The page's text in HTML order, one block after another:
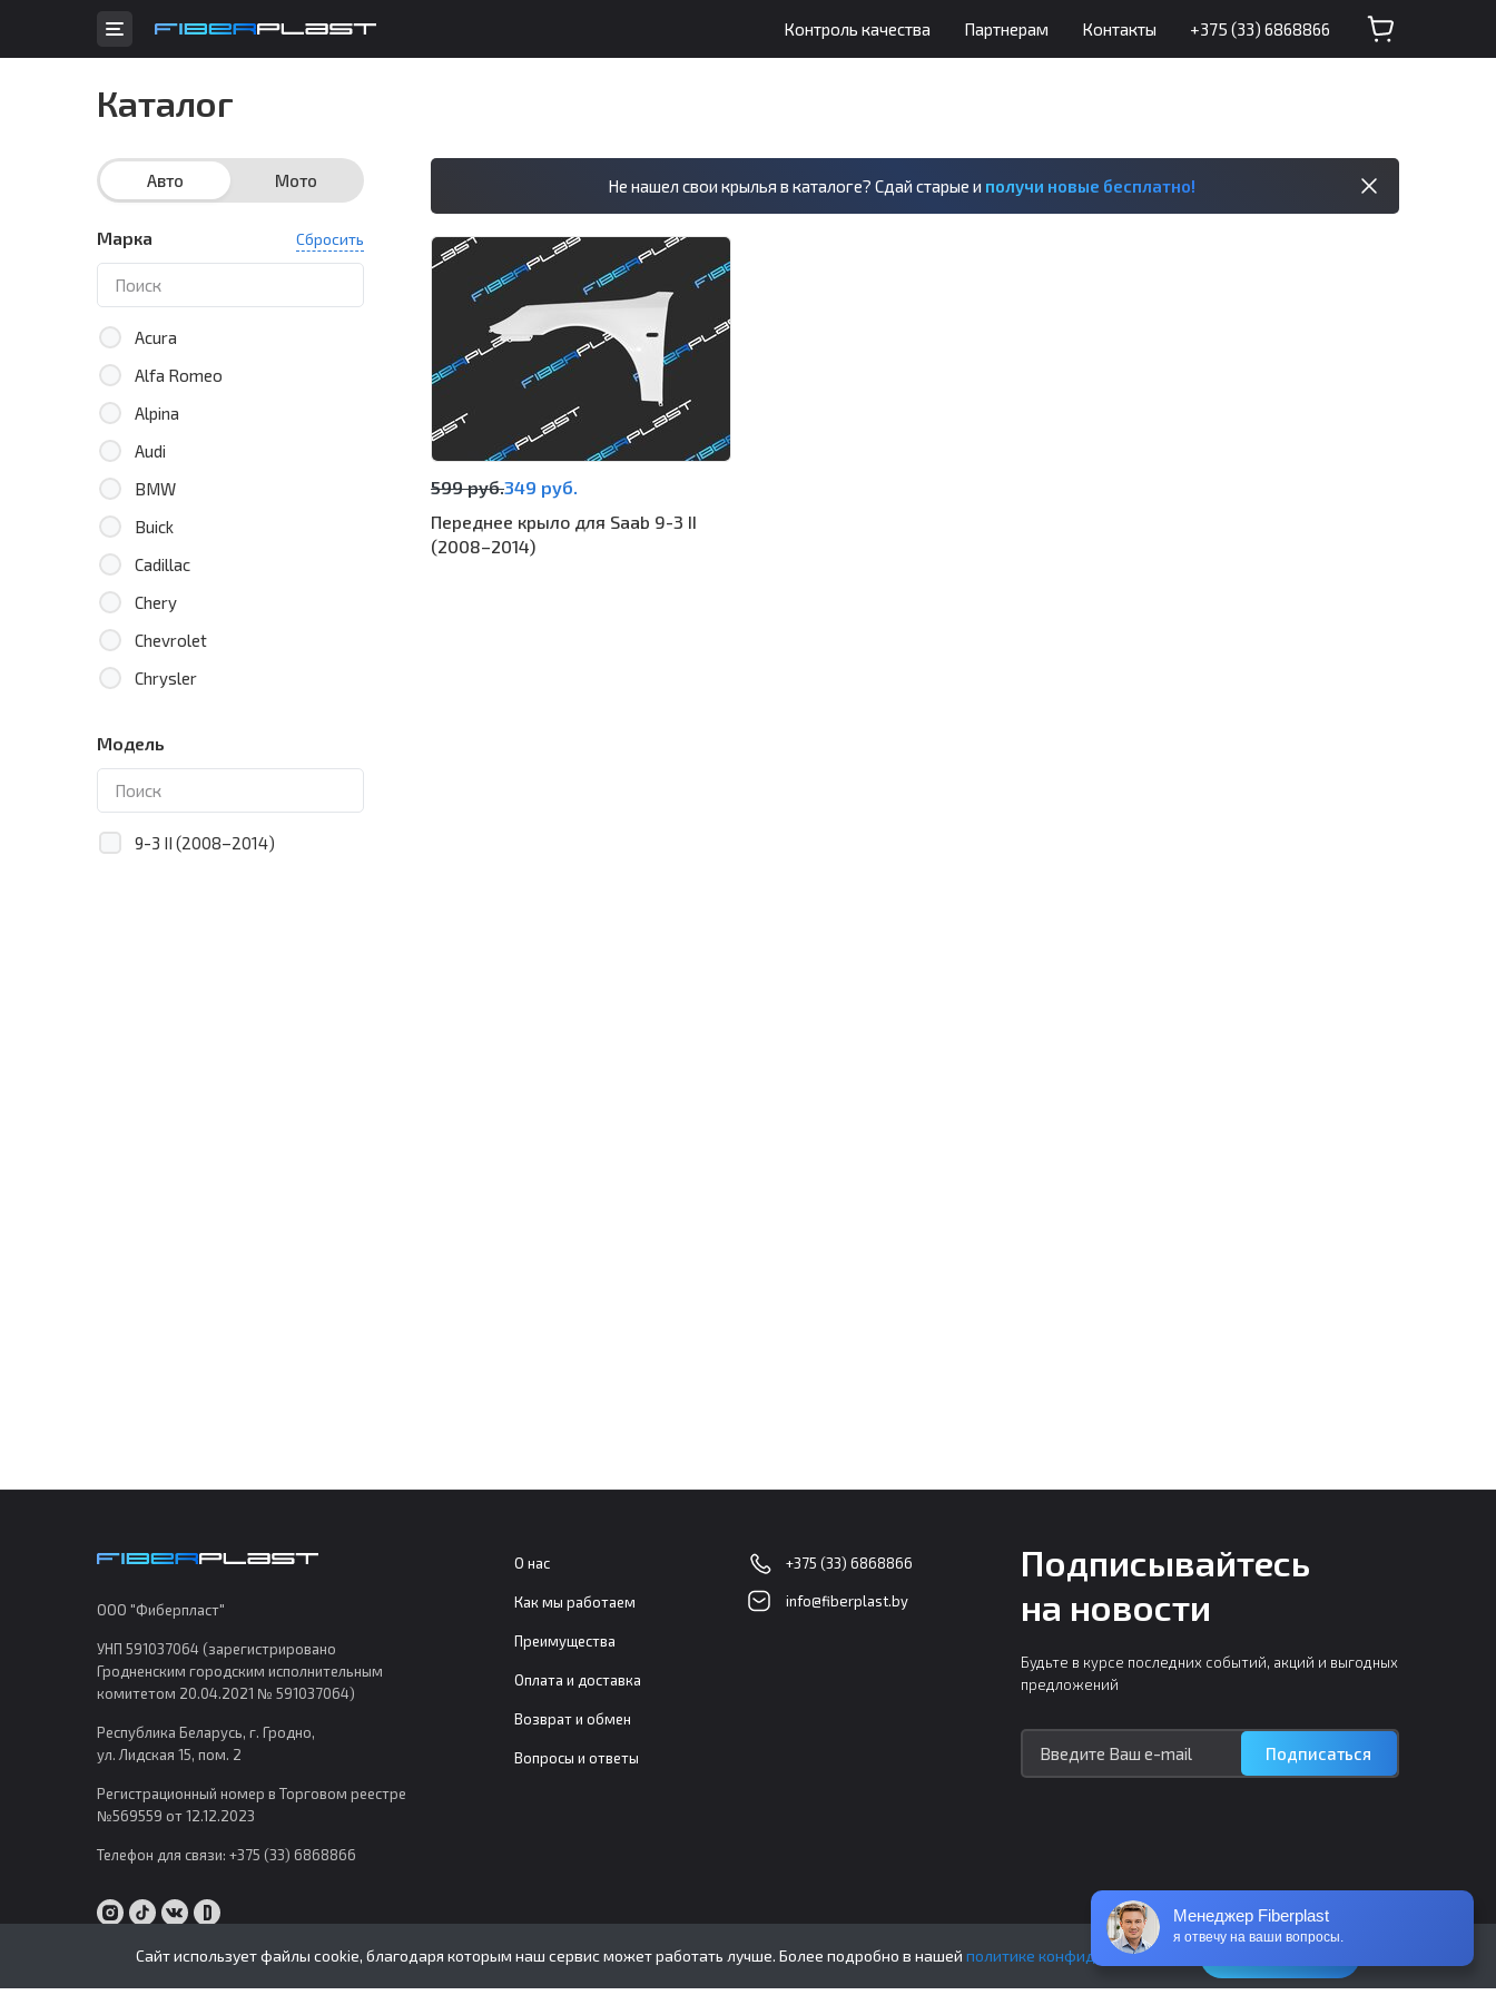
Контроль качества Партнерам Контакты +375 (33) 6868866
Каталог
Авто Мото
Марка Сбросить
Acura
Alfa Romeo
Alpina
Audi
BMW
Buick
Cadillac
Chery
Chevrolet
Chrysler
Dacia
Daewoo
Jeep
Land Rover
Lexus
Mazda
Mercedes-Benz
Mitsubishi
Nissan
Модель
9-3 II (2008–2014)
Не нашел свои крылья в каталоге? Сдай старые и получи новые бесплатно!
599 руб.349 руб.
Переднее крыло для Saab 9-3 II
(2008–2014)
ООО "Фиберпласт"
УНП 591037064 (зарегистрировано
Гродненским городским исполнительным
комитетом 20.04.2021 № 591037064)
Республика Беларусь, г. Гродно,
ул. Лидская 15, пом. 2
Регистрационный номер в Торговом реестре
№569559 от 12.12.2023
Телефон для связи: +375 (33) 6868866
О нас
Как мы работаем
Преимущества
Оплата и доставка
Возврат и обмен
Вопросы и ответы
+375 (33) 6868866
info@fiberplast.by
Подписывайтесь
на новости
Будьте в курсе последних событий, акций и выгодных
предложений
Подписаться
Сайт использует файлы cookie, благодаря которым наш сервис может работать лучше. Более подробно в нашей политике конфиденциальности
Менеджер Fiberplast
я отвечу на ваши вопросы.